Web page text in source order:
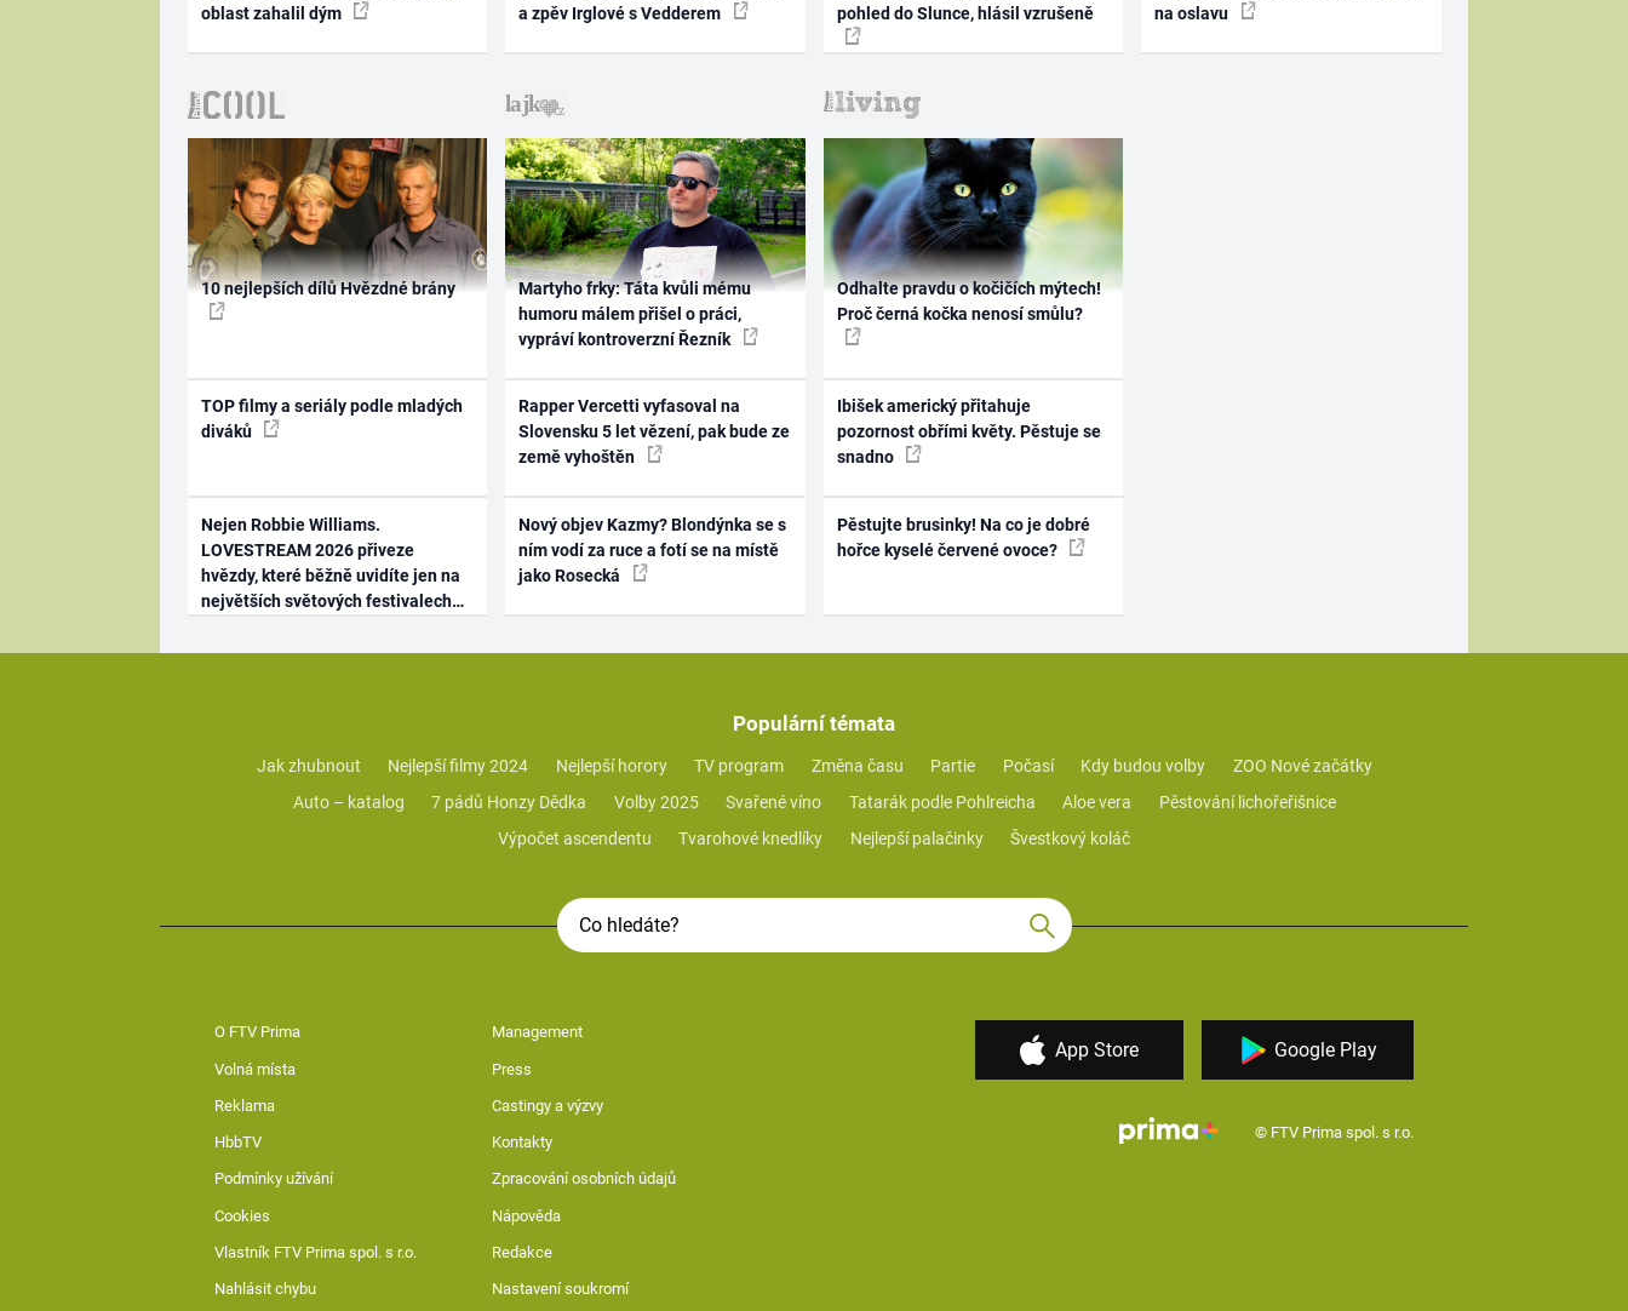
oblast zahalil dým
a zpěv Irglové s Vedderem
pohled do Slunce, hlásil vzrušeně
na oslavu
10 nejlepších dílů Hvězdné brány
TOP filmy a seriály podle mladých
diváků
Nejen Robbie Williams.
LOVESTREAM 2026 přiveze
hvězdy, které běžně uvidíte jen na
největších světových festivalech
Martyho frky: Táta kvůli mému
humoru málem přišel o práci,
vypráví kontroverzní Řezník
Rapper Vercetti vyfasoval na
Slovensku 5 let vězení, pak bude ze
země vyhoštěn
Nový objev Kazmy? Blondýnka se s
ním vodí za ruce a fotí se na místě
jako Rosecká
Odhalte pravdu o kočičích mýtech!
Proč černá kočka nenosí smůlu?
Ibišek americký přitahuje
pozornost obřími květy. Pěstuje se
snadno
Pěstujte brusinky! Na co je dobré
hořce kyselé červené ovoce?
Populární témata
Jak zhubnout Nejlepší filmy 2024 Nejlepší horory TV program Změna času Partie Počasí Kdy budou volby
ZOO Nové začátky
Auto – katalog
7 pádů Honzy Dědka Volby 2025 Svařené víno Tatarák podle Pohlreicha Aloe vera
Pěstování lichořeřišnice
Výpočet ascendentu
Tvarohové knedlíky Nejlepší palačinky Švestkový koláč
O FTV Prima Management
Volná místa Press
Reklama Castingy a výzvy
HbbTV Kontakty
Podmínky užívání Zpracování osobních údajů
Cookies Nápověda
Vlastník FTV Prima spol. s r.o. Redakce
Nahlásit chybu Nastavení soukromí
App Store Google Play
© FTV Prima spol. s r.o.